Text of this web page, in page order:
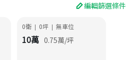
編輯篩選條件
0衛 | 0坪 | 無車位
10萬 0.75萬/坪